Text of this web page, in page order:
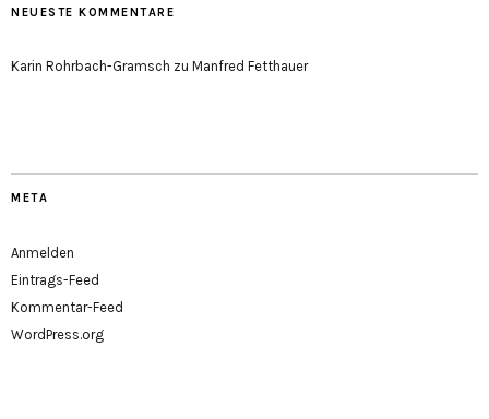
NEUESTE KOMMENTARE
Karin Rohrbach-Gramsch zu Manfred Fetthauer
META
Anmelden
Eintrags-Feed
Kommentar-Feed
WordPress.org